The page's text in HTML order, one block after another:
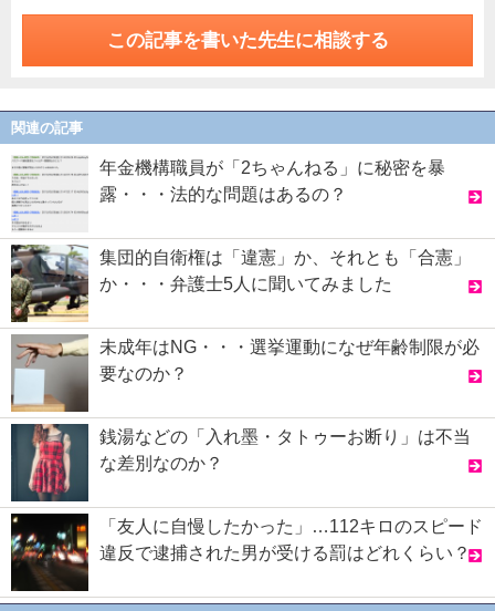
この記事を書いた先生に相談する
関連の記事
年金機構職員が「2ちゃんねる」に秘密を暴
露・・・法的な問題はあるの？
集団的自衛権は「違憲」か、それとも「合憲」
か・・・弁護士5人に聞いてみました
未成年はNG・・・選挙運動になぜ年齢制限が必
要なのか？
銭湯などの「入れ墨・タトゥーお断り」は不当
な差別なのか？
「友人に自慢したかった」…112キロのスピード
違反で逮捕された男が受ける罰はどれくらい？